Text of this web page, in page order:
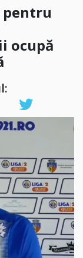
pentru
ocupă